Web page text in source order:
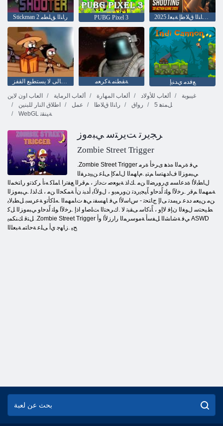
Stickman 2 ﺭﺎﻨﻟﺍ ﻖﻠﻄﻣ PUBG Pixel 3 2025 ﺩﺎﻌﺑﻷ ﺍ ﺔﻴﺛﻼ ﺛ ﺔﻌﻳﺮﺴﻟﺍ ﻕﺮﻄﻟﺍ ﻰﻠﻋ ﺕﺍﺭﺎﻴﺴﻟﺍ ﻰﻠﻋ ﺭﺎﻨﻟﺍ ﻕﻼ ﻃﺇ ﺔﺒﻌﻟ
الكسالى لا يستطيع القفز ﺔﻘﻄﻨﻣ ﺔﻛﺮﻌﻣ
ﻊﻓﺪﻣ ﻱﺪﻨﻳﺇ
العاب اون لاين
ألعاب الرماية ألعاب المهارة ألعاب للأولاد
غيبوبة
اطلاق النار للبنين
عمل ﺭﺎﻨﻟﺍ ﻕﻼ ﻃﺍ رواق
5 ﻞﻤﺘﻫ
WebGL ﺔﻴﻨﻘﺗ
ﺮﺠﻳﺮﺗ ﺖﻳﺮﺘﺳ ﻲﺒﻣﻭﺯ
Zombie Street Trigger
.Zombie Street Trigger ﻲﻓ ﺓﺮﻤﻟﺍ ﻩﺬﻫ ﻯﺮﺧﺃ ﺓﺮﻣ
ﻲﺒﻣﻭﺰﻟﺍ ﻑﺍﺪﻬﺘﺳﺍ ﻢﺘﻴ .ﻡﺎﻬﻤﻟﺍ ﻝﺎﻤﻛﺇ ﻰﻠﻋ ﻦﻴﻳﺩﺮﻔﻟﺍ
ﻝﺎﻄﺑﻷ ﺍ ﺓﺪﻋﺎﺴﻣ ﻱﺭﻭﺮﻀﻟﺍ ﻦﻣ .ﻚﻟﺫ ﺔﺑﻮﻌﺻ ﺕﺩﺍﺯ ، ﻢﻗﺮﻟﺍ ﻊﻔﺗﺭﺍ ﺎﻤﻠﻛ ﻪﻧﺃ ﺮﻛﺬﺗﻭ ﺭﺎﺘﺨﻤﻟﺍ
ﺔﻤﻬﻤﻟﺍ ﻢﻗﺭ .ﺮﺧﻵ ﺍ ﻮﻠﺗ ﺍًﺪﺣﺍﻭ ﺎًﻴﺠﻳﺭﺪﺗ ﻥﻭﺮﻤﻳﻭ ، ﻝﻭﻷ ﺎﺑ ﺃﺪﺒﻧ ﻥﺃ ﺔﻤﻜﺤﻟﺍ ﻦﻣ ، ﻚﻟﺬﻟ .ﻲﺒﻣﻭﺰﻟﺍ
ﻦﻣ ﻦﻴﻌﻣ ﺩﺪﻋ ﺮﻴﻣﺪﺗ ﻰﻟﺇ ﺝﺎﺘﺤﺗ - ﺱﺎﺳﻷ ﺍ ﻲﻓ ﺎﻬﺴﻔﻧ ﻲﻫ ﺕﺎﻤﻬﻤﻟﺍ .ﻪﻠﻛﺄﺗﻭ ﺔﻋﺮﺴﺑ ﻞﻄﺒﻟﺎﺑ
ﻂﻴﺤﺘﺳ ﻝﻮﻐﻟﺍ ﻥﺈﻓ ﻻ ﺇﻭ ، ﺎًﻨﻛﺎﺳ ﻰﻘﺒﺗ ﻻ .ﻙﺮﺤﺘﻟﺍ ﺖﻠﺻﺍﻭ ﺍﺫﺇ .ﺮﺧﻵ ﺍ ﻮﻠﺗ ﺍًﺪﺣﺍﻭ ﻲﺒﻣﻭﺰﻟﺍ ﻞﻛ
ﻞﺘﻗ ﻚﻨﻜﻤﻳ .Zombie Street Trigger ﻲﻓ ﺔﺷﺎﺸﻟﺍ ﻞﻔﺳﺃ ﺔﻣﻮﺳﺮﻤﻟﺍ ﺭﺍﺭﺯﻷ ﺍ ﻭﺃ ASWD
ﺢﻴ .ﺯﺎﻬﺟ ﻱﺃ ﻰﻠﻋ ﺔﺣﺎﺘﻣ ﺔﺒﻌﻠﻟﺍ